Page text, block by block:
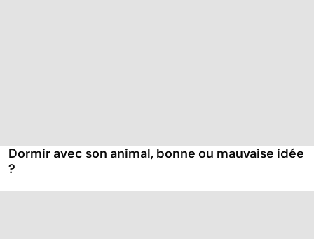
Dormir avec son animal, bonne ou mauvaise idée
?